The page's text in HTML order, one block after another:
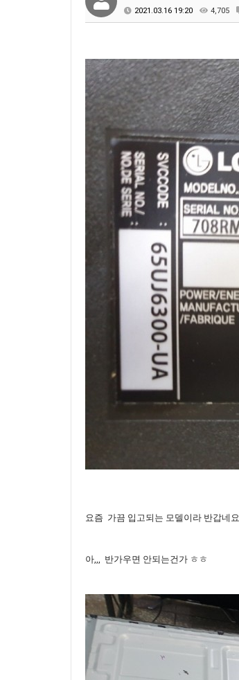
2021.03.16 19:20 4,705
요즘 가끔 입고되는 모델이라 반갑네요
아,,, 반가우면 안되는건가 ㅎㅎ